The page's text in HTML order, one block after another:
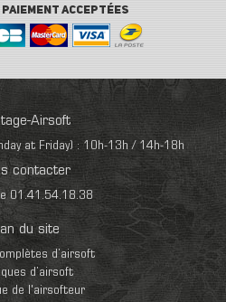
PAIEMENT ACCEPTÉES
Airsoft
at Friday) : 10h-13h / 14h-18h
contacter
01.41.54.18.38
du site
d’airsoft
d’airsoft
de l'airsofteur